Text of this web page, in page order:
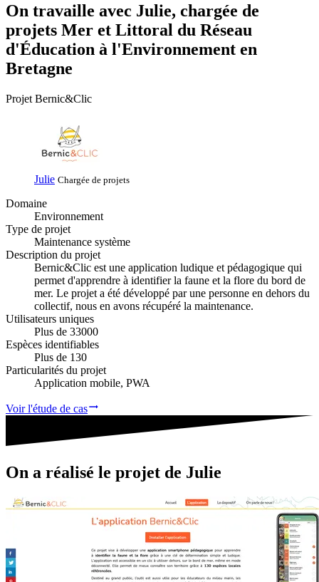
On travaille avec Julie, chargée de
projets Mer et Littoral du Réseau
d'Éducation à l'Environnement en
Bretagne
Projet Bernic&Clic
Julie Chargée de projets
Domaine
Environnement
Type de projet
Maintenance système
Description du projet
Bernic&Clic est une application ludique et pédagogique qui
permet d'apprendre à identifier la faune et la flore du bord de
mer. Le projet a été développé par une personne en dehors du
collectif, nous en avons récupéré la maintenance.
Utilisateurs uniques
Plus de 33000
Espèces identifiables
Plus de 130
Particularités du projet
Application mobile, PWA
Voir l'étude de cas
On a réalisé le projet de Julie